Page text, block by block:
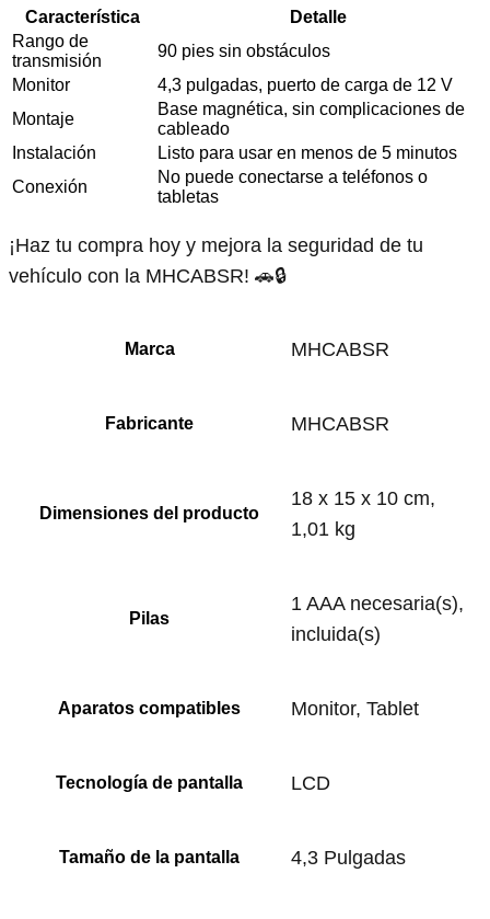
Característica
Detalle
Rango de
transmisión
90 pies sin obstáculos
Monitor
4,3 pulgadas, puerto de carga de 12 V
Montaje
Base magnética, sin complicaciones de
cableado
Instalación
Listo para usar en menos de 5 minutos
Conexión
No puede conectarse a teléfonos o
tabletas
¡Haz tu compra hoy y mejora la seguridad de tu
vehículo con la MHCABSR! 🚗🔒
Marca ‎MHCABSR
Fabricante ‎MHCABSR
Dimensiones del producto
‎18 x 15 x 10 cm,
1,01 kg
Pilas
‎1 AAA necesaria(s),
incluida(s)
Aparatos compatibles ‎Monitor, Tablet
Tecnología de pantalla ‎LCD
Tamaño de la pantalla ‎4,3 Pulgadas